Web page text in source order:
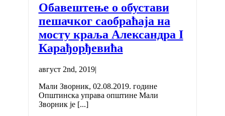
Обавештење о обустави
пешачког саобраћаја на
мосту краља Александра I
Карађорђевића
август 2nd, 2019|
Мали Зворник, 02.08.2019. године
Општинска управа општине Мали
Зворник је [...]